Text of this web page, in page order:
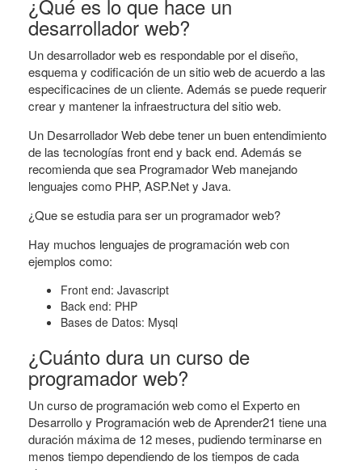
¿Qué es lo que hace un
desarrollador web?
Un desarrollador web es respondable por el diseño,
esquema y codificación de un sitio web de acuerdo a las
especificacines de un cliente. Además se puede requerir
crear y mantener la infraestructura del sitio web.
Un Desarrollador Web debe tener un buen entendimiento
de las tecnologías front end y back end. Además se
recomienda que sea Programador Web manejando
lenguajes como PHP, ASP.Net y Java.
¿Que se estudia para ser un programador web?
Hay muchos lenguajes de programación web con
ejemplos como:
Front end: Javascript
Back end: PHP
Bases de Datos: Mysql
¿Cuánto dura un curso de
programador web?
Un curso de programación web como el Experto en
Desarrollo y Programación web de Aprender21 tiene una
duración máxima de 12 meses, pudiendo terminarse en
menos tiempo dependiendo de los tiempos de cada